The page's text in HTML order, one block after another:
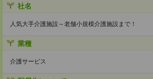
社名
人気大手介護施設～老舗小規模介護施設まで！
業種
介護サービス